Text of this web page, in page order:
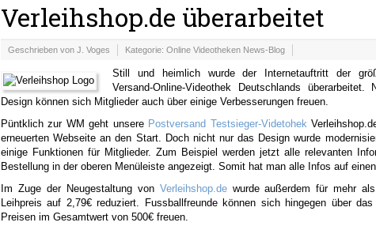
Verleihshop.de überarbeitet
Geschrieben von J. Voges Kategorie: Online Videotheken News-Blog
Still und heimlich wurde der Internetauftritt der
Versand-Online-Videothek Deutschlands überarbeitet.
Design können sich Mitglieder auch über einige Verbesserungen freuen.
Püntklich zur WM geht unsere Postversand Testsieger-Videtohek
erneuerten Webseite an den Start. Doch nicht nur das Design wurde
einige Funktionen für Mitglieder. Zum Beispiel werden jetzt alle relevanten
Bestellung in der oberen Menüleiste angezeigt. Somit hat man alle Infos auf
Im Zuge der Neugestaltung von Verleihshop.dewurde außerdem für mehr
Leihpreis auf 2,79€ reduziert. Fussballfreunde können sich hingegen über
Preisen im Gesamtwert von 500€ freuen.